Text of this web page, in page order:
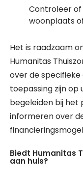
Controleer of
woonplaats
Het is raadzaam
Humanitas
over de
toepassing zijn op
begeleiden bij het
informeren over
Biedt Humanitas
aan huis?